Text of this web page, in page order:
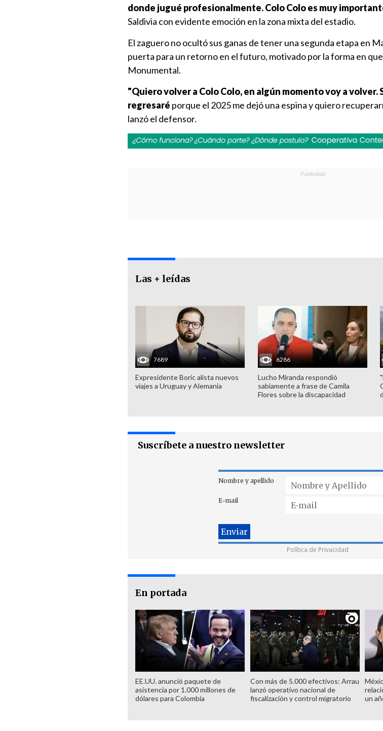
donde jugué profesionalmente. Colo Colo es muy
Saldivia con evidente emoción en la zona mixta del estadio.
El zaguero no ocultó sus ganas de tener una segunda etapa en
puerta para un retorno en el futuro, motivado por la forma en
Monumental.
"Quiero volver a Colo Colo, en algún momento voy a volver.
regresaré porque el 2025 me dejó una espina y quiero
lanzó el defensor.
Las + leídas
7689
Expresidente Boric alista nuevos
viajes a Uruguay y Alemania
6286
Lucho Miranda respondió
sabiamente a frase de Camila
Flores sobre la discapacidad
Suscríbete a nuestro newsletter
Nombre y apellido
E-mail
Política de Privacidad
En portada
EE.UU. anunció paquete de
asistencia por 1.000 millones de
dólares para Colombia
Con más de 5.000 efectivos: Arrau
lanzó operativo nacional de
fiscalización y control migratorio
un